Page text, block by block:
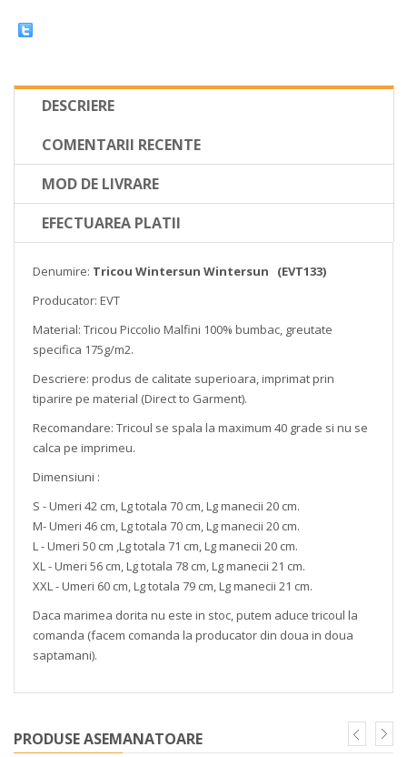
DESCRIERE
COMENTARII RECENTE
MOD DE LIVRARE
EFECTUAREA PLATII
Denumire: Tricou Wintersun Wintersun (EVT133)
Producator: EVT
Material: Tricou Piccolio Malfini 100% bumbac, greutate
specifica 175g/m2.
Descriere: produs de calitate superioara, imprimat prin
tiparire pe material (Direct to Garment).
Recomandare: Tricoul se spala la maximum 40 grade si nu se
calca pe imprimeu.
Dimensiuni :
S - Umeri 42 cm, Lg totala 70 cm, Lg manecii 20 cm.
M- Umeri 46 cm, Lg totala 70 cm, Lg manecii 20 cm.
L - Umeri 50 cm ,Lg totala 71 cm, Lg manecii 20 cm.
XL - Umeri 56 cm, Lg totala 78 cm, Lg manecii 21 cm.
XXL - Umeri 60 cm, Lg totala 79 cm, Lg manecii 21 cm.
Daca marimea dorita nu este in stoc, putem aduce tricoul la
comanda (facem comanda la producator din doua in doua
saptamani).
PRODUSE ASEMANATOARE